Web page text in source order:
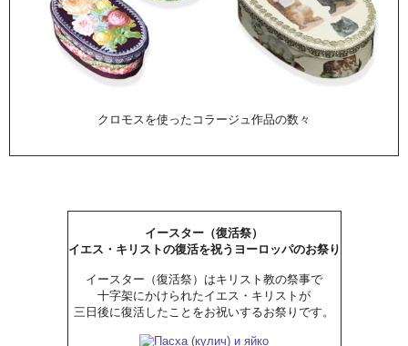
クロモスを使ったコラージュ作品の数々
イースター（復活祭）
イエス・キリストの復活を祝うヨーロッパのお祭り
イースター（復活祭）はキリスト教の祭事で
十字架にかけられたイエス・キリストが
三日後に復活したことをお祝いするお祭りです。